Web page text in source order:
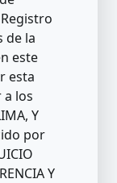
de la
este
esta
a los
Y
por
Y